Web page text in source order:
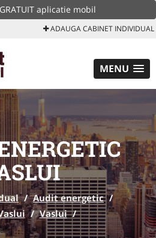
aplicatie mobil
ADAUGA CABINET INDIVIDUAL
MENU
/ Audit energetic /
/ Vaslui /